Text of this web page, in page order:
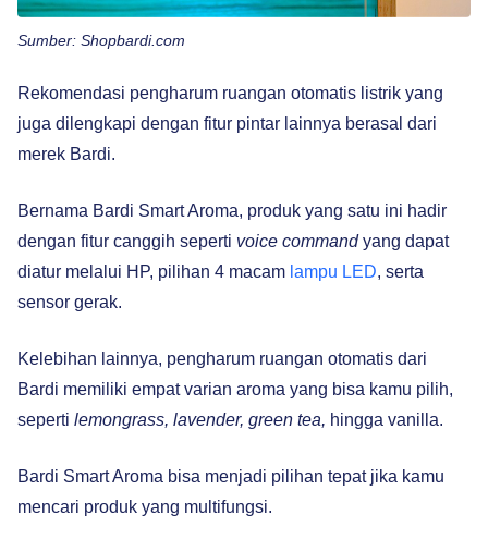
Sumber: Shopbardi.com
Rekomendasi pengharum ruangan otomatis listrik yang
juga dilengkapi dengan fitur pintar lainnya berasal dari
merek Bardi.
Bernama Bardi Smart Aroma, produk yang satu ini hadir
dengan fitur canggih seperti voice commandyang dapat
diatur melalui HP, pilihan 4 macam lampu LED, serta
sensor gerak.
Kelebihan lainnya, pengharum ruangan otomatis dari
Bardi memiliki empat varian aroma yang bisa kamu pilih,
seperti lemongrass, lavender, green tea, hingga vanilla.
Bardi Smart Aroma bisa menjadi pilihan tepat jika kamu
mencari produk yang multifungsi.